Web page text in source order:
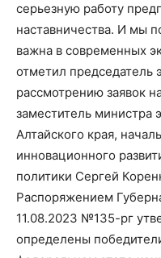
серьезную работу
наставничества. И мы
важна в современных
отметил председатель
рассмотрению заявок
заместитель министра
Алтайского края,
инновационного
политики Сергей
Распоряжением
11.08.2023 №135-рг
определены